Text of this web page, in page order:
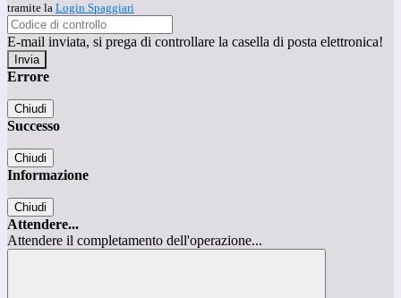
tramite la Login Spaggiari
E-mail inviata, si prega di controllare la casella di posta elettronica!
Errore
Chiudi
Successo
Chiudi
Informazione
Chiudi
Attendere...
Attendere il completamento dell'operazione...